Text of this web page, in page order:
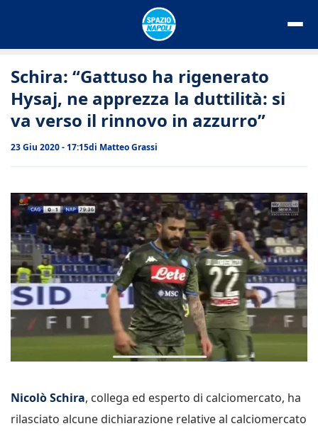
Schira: “Gattuso ha rigenerato
Hysaj, ne apprezza la duttilità: si
va verso il rinnovo in azzurro”
23 Giu 2020 - 17:15di Matteo Grassi
Nicolò Schira, collega ed esperto di calciomercato, ha
rilasciato alcune dichiarazione relative al calciomercato